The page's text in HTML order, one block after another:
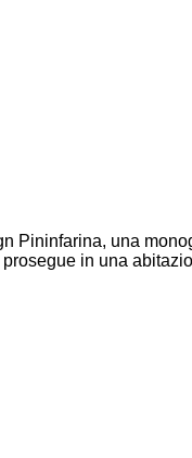
Pininfarina, una
in una